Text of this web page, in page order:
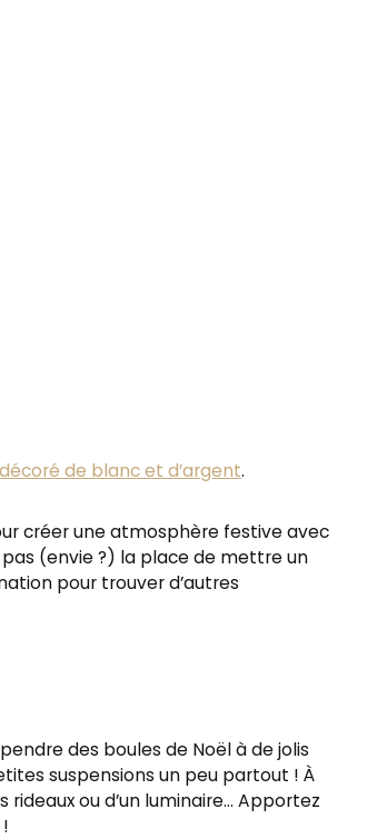
de blanc et d’argent.
créer une atmosphère festive avec
(envie ?) la place de mettre un
pour trouver d’autres
des boules de Noël à de jolis
suspensions un peu partout ! À
ou d’un luminaire… Apportez